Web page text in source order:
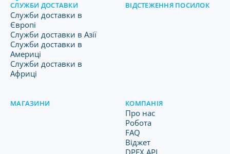
СЛУЖБИ ДОСТАВКИ
Служби доставки в
Європі
Служби доставки в Азії
Служби доставки в
Америці
Служби доставки в
Африці
ВІДСТЕЖЕННЯ ПОСИЛОК
МАГАЗИНИ КОМПАНІЯ
Про нас
Робота
FAQ
Віджет
DPEX API